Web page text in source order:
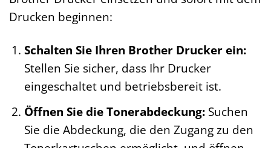
Drucken beginnen:
Schalten Sie Ihren Brother Drucker ein:
Stellen Sie sicher, dass Ihr Drucker
eingeschaltet und betriebsbereit ist.
Öffnen Sie die Tonerabdeckung:Suchen
Sie die Abdeckung, die den Zugang zu den